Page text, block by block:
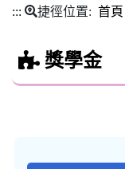
::: 捷徑位置: 首頁
獎學金